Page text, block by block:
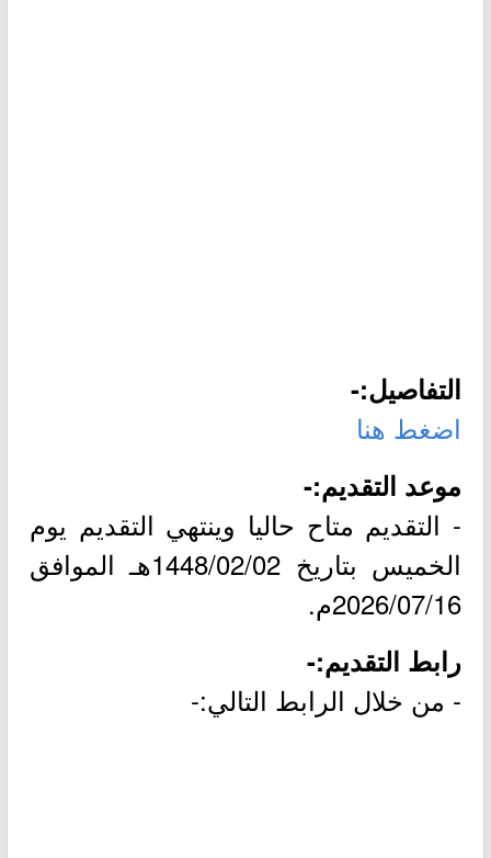
التفاصيل:-
اضغط هنا
موعد التقديم:-
- التقديم متاح حاليا وينتهي التقديم يوم
الخميس بتاريخ 1448/02/02هـ الموافق
2026/07/16م.
رابط التقديم:-
- من خلال الرابط التالي:-